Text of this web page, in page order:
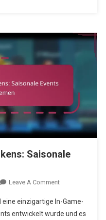
Saisonale
Leave A CommentOn
Arena
Event
eine einzigartige In-Game-
entwickelt wurde und es